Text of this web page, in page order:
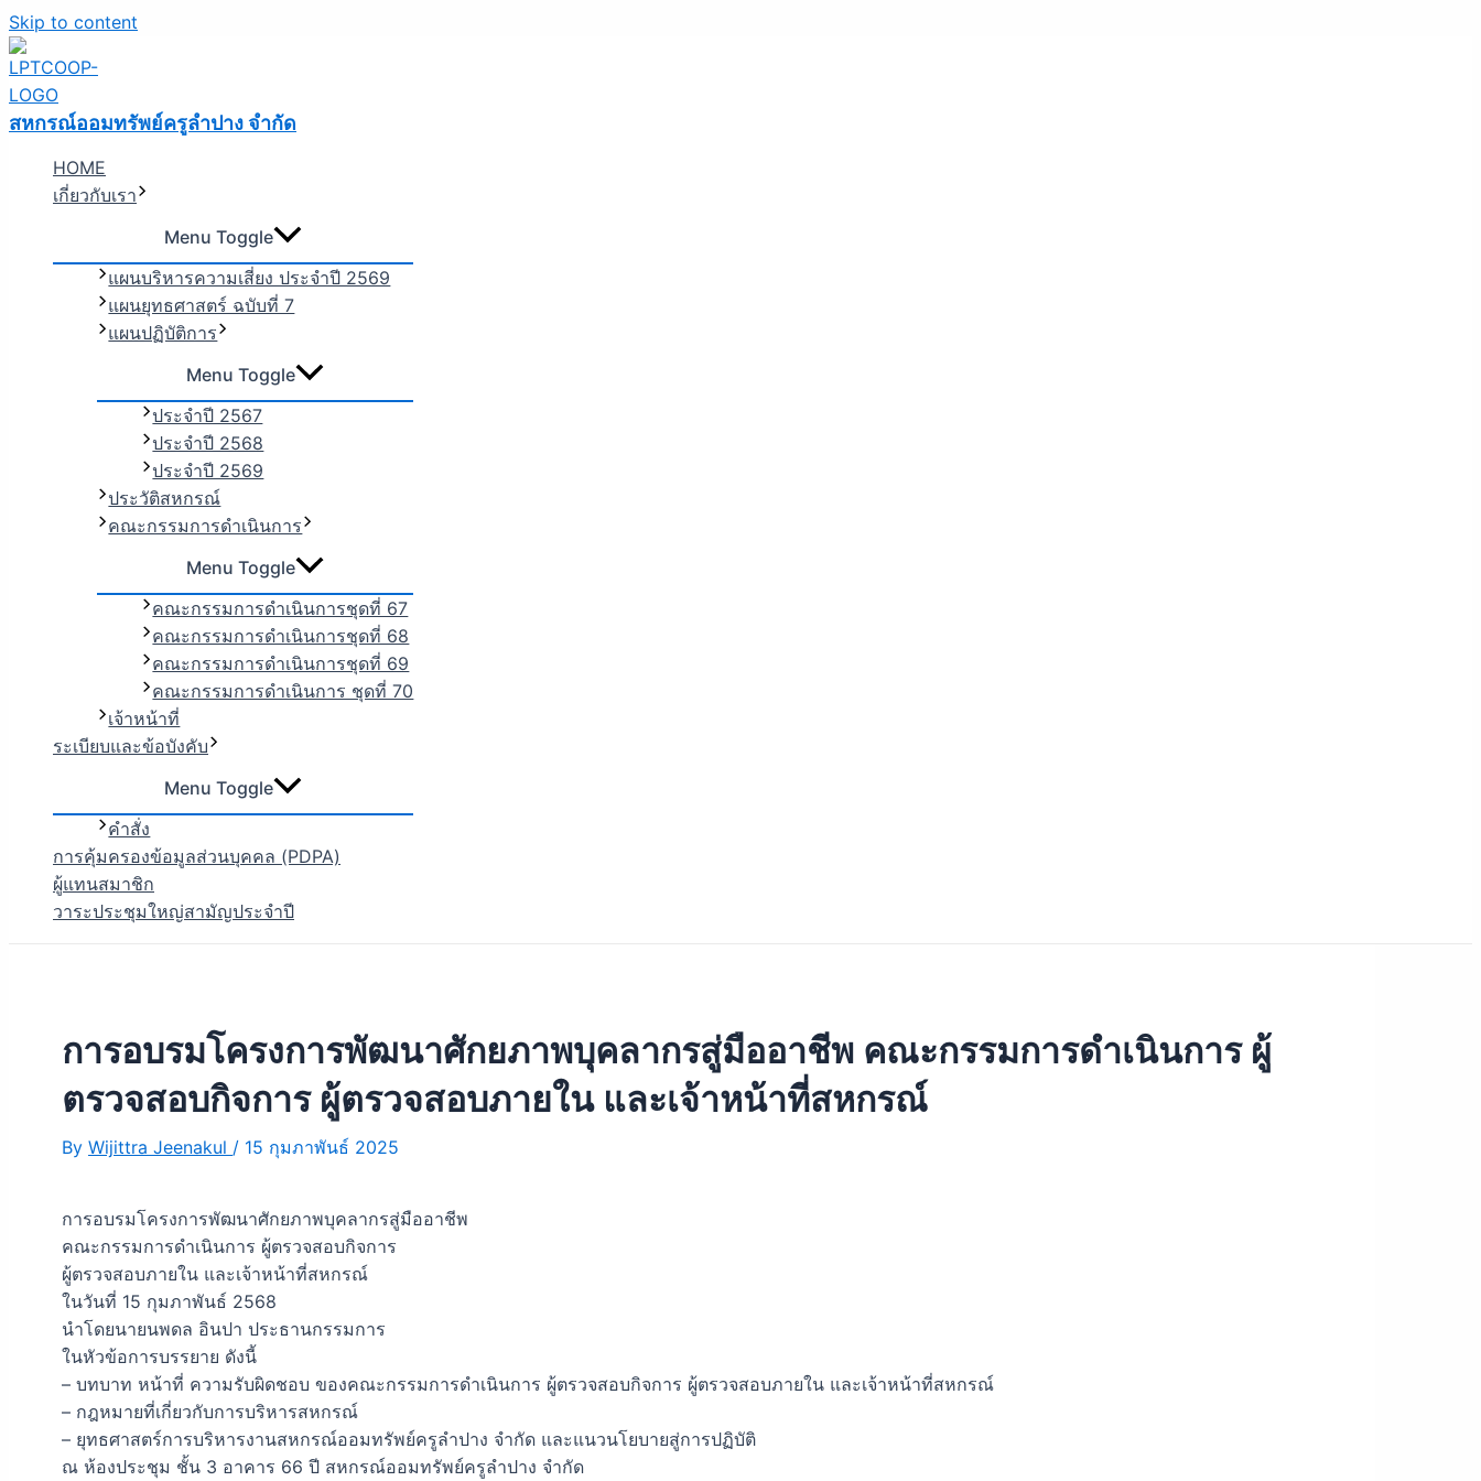
Skip to content
สหกรณ์ออมทรัพย์ครูลำปาง จำกัด
HOME
เกี่ยวกับเรา
Menu Toggle
แผนบริหารความเสี่ยง ประจำปี 2569
แผนยุทธศาสตร์ ฉบับที่ 7
แผนปฏิบัติการ
Menu Toggle
ประจำปี 2567
ประจำปี 2568
ประจำปี 2569
ประวัติสหกรณ์
คณะกรรมการดำเนินการ
Menu Toggle
คณะกรรมการดำเนินการชุดที่ 67
คณะกรรมการดำเนินการชุดที่ 68
คณะกรรมการดำเนินการชุดที่ 69
คณะกรรมการดำเนินการ ชุดที่ 70
เจ้าหน้าที่
ระเบียบและข้อบังคับ
Menu Toggle
คำสั่ง
การคุ้มครองข้อมูลส่วนบุคคล (PDPA)
ผู้แทนสมาชิก
วาระประชุมใหญ่สามัญประจำปี
การอบรมโครงการพัฒนาศักยภาพบุคลากรสู่มืออาชีพ คณะกรรมการดำเนินการ ผู้
ตรวจสอบกิจการ ผู้ตรวจสอบภายใน และเจ้าหน้าที่สหกรณ์
By Wijittra Jeenakul / 15 กุมภาพันธ์ 2025
การอบรมโครงการพัฒนาศักยภาพบุคลากรสู่มืออาชีพ
คณะกรรมการดำเนินการ ผู้ตรวจสอบกิจการ
ผู้ตรวจสอบภายใน และเจ้าหน้าที่สหกรณ์
ในวันที่ 15 กุมภาพันธ์ 2568
นำโดยนายนพดล อินปา ประธานกรรมการ
ในหัวข้อการบรรยาย ดังนี้
– บทบาท หน้าที่ ความรับผิดชอบ ของคณะกรรมการดำเนินการ ผู้ตรวจสอบกิจการ ผู้ตรวจสอบภายใน และเจ้าหน้าที่สหกรณ์
– กฎหมายที่เกี่ยวกับการบริหารสหกรณ์
– ยุทธศาสตร์การบริหารงานสหกรณ์ออมทรัพย์ครูลำปาง จำกัด และแนวนโยบายสู่การปฏิบัติ
ณ ห้องประชุม ชั้น 3 อาคาร 66 ปี สหกรณ์ออมทรัพย์ครูลำปาง จำกัด